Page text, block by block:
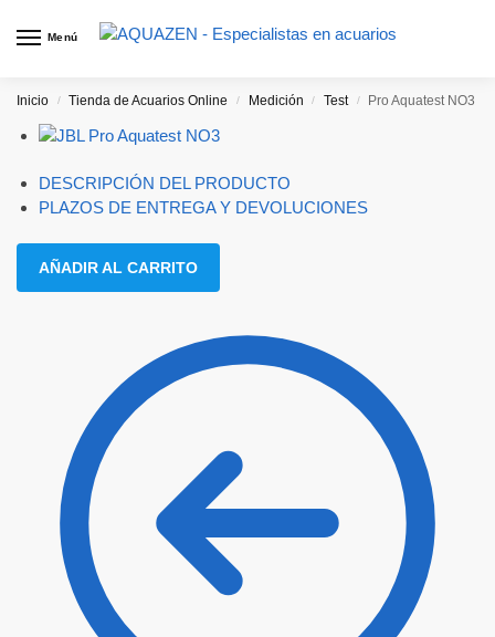
Menú
Inicio / Tienda de Acuarios Online / Medición / Test / Pro Aquatest NO3
DESCRIPCIÓN DEL PRODUCTO
PLAZOS DE ENTREGA Y DEVOLUCIONES
AÑADIR AL CARRITO